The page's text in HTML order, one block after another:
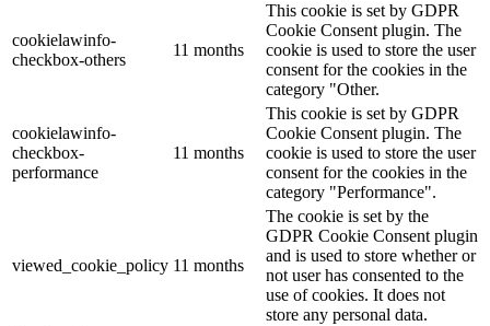
cookielawinfo-
checkbox-others
11 months
This cookie is set by GDPR
Cookie Consent plugin. The
cookie is used to store the user
consent for the cookies in the
category "Other.
cookielawinfo-
checkbox-
performance
11 months
This cookie is set by GDPR
Cookie Consent plugin. The
cookie is used to store the user
consent for the cookies in the
category "Performance".
viewed_cookie_policy 11 months
The cookie is set by the
GDPR Cookie Consent plugin
and is used to store whether or
not user has consented to the
use of cookies. It does not
store any personal data.